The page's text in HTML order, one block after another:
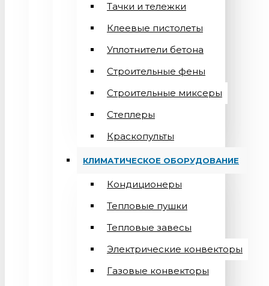
Тачки и тележки
Клеевые пистолеты
Уплотнители бетона
Строительные фены
Строительные миксеры
Степлеры
Краскопульты
КЛИМАТИЧЕСКОЕ ОБОРУДОВАНИЕ
Кондиционеры
Teпловые пушки
Тепловые завесы
Электрические конвекторы
Газовые конвекторы